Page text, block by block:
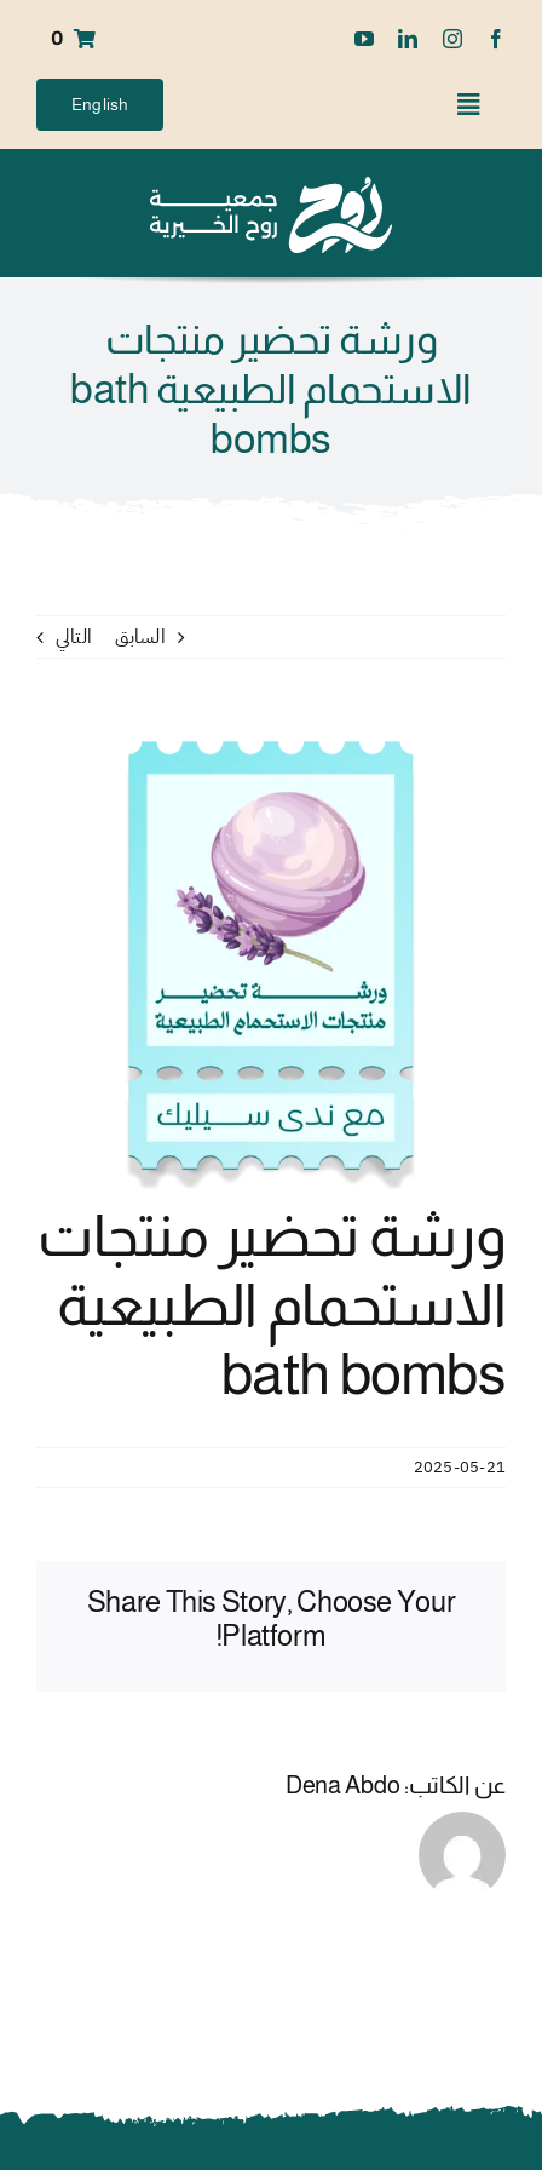
0
English
ورشة تحضير منتجات
الاستحمام الطبيعية bath
bombs
السابق التالي
ورشة تحضير منتجات
الاستحمام الطبيعية
bath bombs
2025-05-21
Share This Story, Choose Your
Platform!
عن الكاتب: Dena Abdo